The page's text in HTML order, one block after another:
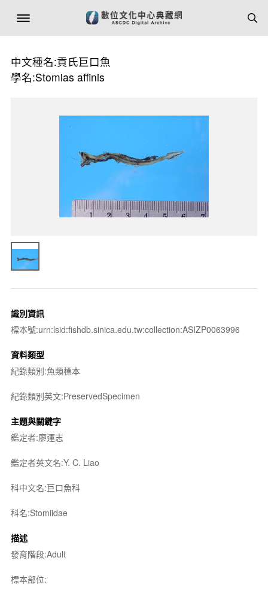
中文種名:貢氏巨口魚
學名:Stomias affinis
識別資訊
標本號:urn:lsid:fishdb.sinica.edu.tw:collection:ASIZP0063996
資料類型
紀錄類別:魚類標本
紀錄類別英文:PreservedSpecimen
主題與關鍵字
鑑定者:廖運志
鑑定者英文名:Y. C. Liao
科中文名:巨口魚科
科名:Stomiidae
描述
發育階段:Adult
標本部位: